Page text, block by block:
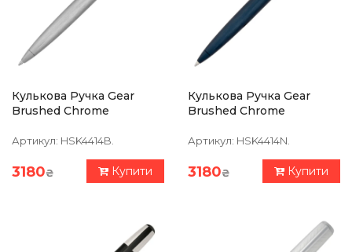
Кулькова Ручка Gear
Brushed Chrome
Артикул: HSK4414B.
3180₴ Купити
Кулькова Ручка Gear
Brushed Chrome
Артикул: HSK4414N.
3180₴ Купити